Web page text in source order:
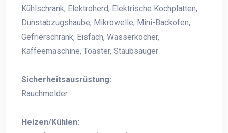
Kühlschrank, Elektroherd, Elektrische Kochplatten,
Dunstabzugshaube, Mikrowelle, Mini-Backofen,
Gefrierschrank, Eisfach, Wasserkocher,
Kaffeemaschine, Toaster, Staubsauger
Sicherheitsausrüstung:
Rauchmelder
Heizen/Kühlen: